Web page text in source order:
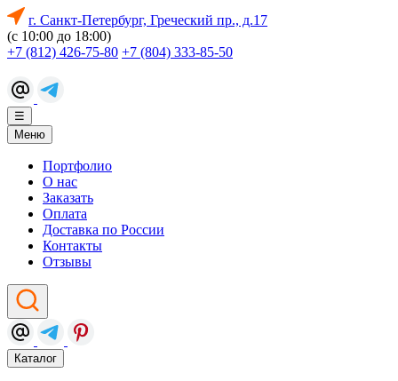
г. Санкт-Петербург, Греческий пр., д.17
(с 10:00 до 18:00)
+7 (812) 426-75-80 +7 (804) 333-85-50
☰
Меню
Портфолио
О нас
Заказать
Оплата
Доставка по России
Контакты
Отзывы
Каталог